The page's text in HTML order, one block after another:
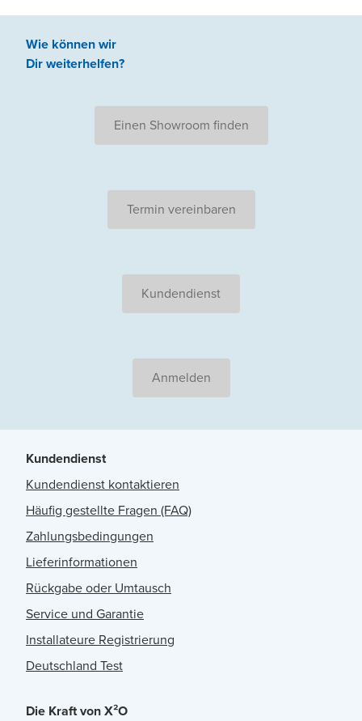
Wie können wir
Dir weiterhelfen?
Einen Showroom finden
Termin vereinbaren
Kundendienst
Anmelden
Kundendienst
Kundendienst kontaktieren
Häufig gestellte Fragen (FAQ)
Zahlungsbedingungen
Lieferinformationen
Rückgabe oder Umtausch
Service und Garantie
Installateure Registrierung
Deutschland Test
Die Kraft von X²O